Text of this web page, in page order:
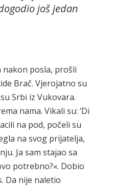
još jedan
nakon posla, prošli
Brač. Vjerojatno su
Srbi iz Vukovara.
nama. Vikali su: ‘Di
na pod, počeli su
na svog prijatelja,
Ja sam stajao sa
potrebno?«. Dobio
Da nije naletio